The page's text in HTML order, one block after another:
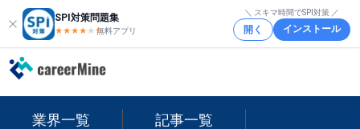
SPI対策問題集
★★★★ ★★
無料アプリ
＼ スキマ時間でSPI対策 ／
開く インストール
業界一覧
記事一覧